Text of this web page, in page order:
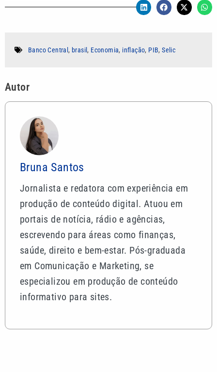
Banco Central , brasil , Economia, inflação, PIB,Selic
Autor
Bruna Santos
Jornalista e redatora com experiência em
produção de conteúdo digital. Atuou em
portais de notícia, rádio e agências,
escrevendo para áreas como finanças,
saúde, direito e bem-estar. Pós-graduada
em Comunicação e Marketing, se
especializou em produção de conteúdo
informativo para sites.